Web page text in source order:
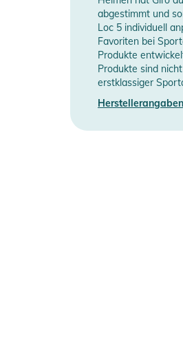
bilden gleichzeitig eine
- EXPANSION VIEW
Santa Cruz, Kalifornien,
Rahmendesign,
optimierten wir die
- SEAMLESS
Passform und
abgestimmt und
Loc 5 individuell
Favoriten bei
Produkte
Produkte sind
erstklassiger